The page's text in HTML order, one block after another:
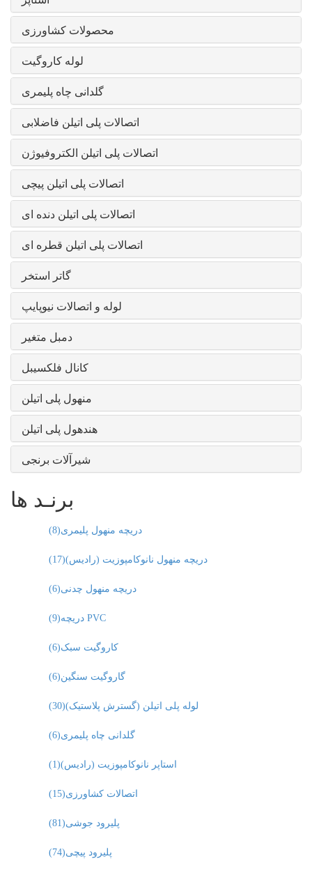
محصولات کشاورزی
لوله کاروگیت
گلدانی چاه پلیمری
اتصالات پلی اتیلن فاضلابی
اتصالات پلی اتیلن الکتروفیوژن
اتصالات پلی اتیلن پیچی
اتصالات پلی اتیلن دنده ای
اتصالات پلی اتیلن قطره ای
گاتر استخر
لوله و اتصالات نیوپایپ
دمبل متغیر
کانال فلکسیبل
منهول پلی اتیلن
هندهول پلی اتیلن
شیرآلات برنجی
برنـد ها
(8)دریچه منهول پلیمری
(17)دریچه منهول نانوکامپوزیت (رادیس)
(6)دریچه منهول چدنی
(9) دریچه PVC
(6)کاروگیت سبک
(6)گاروگیت سنگین
(30)لوله پلی اتیلن (گسترش پلاستیک)
(6)گلدانی چاه پلیمری
(1)استاپر نانوکامپوزیت (رادیس)
(15)اتصالات کشاورزی
(81)پلیرود جوشی
(74)پلیرود پیچی